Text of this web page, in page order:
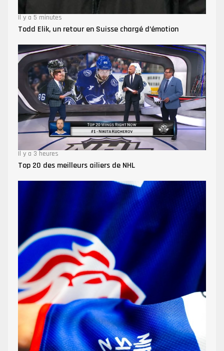
Il y a 5 minutes
Todd Elik, un retour en Suisse chargé d’émotion
Il y a 3 heures
Top 20 des meilleurs ailiers de NHL